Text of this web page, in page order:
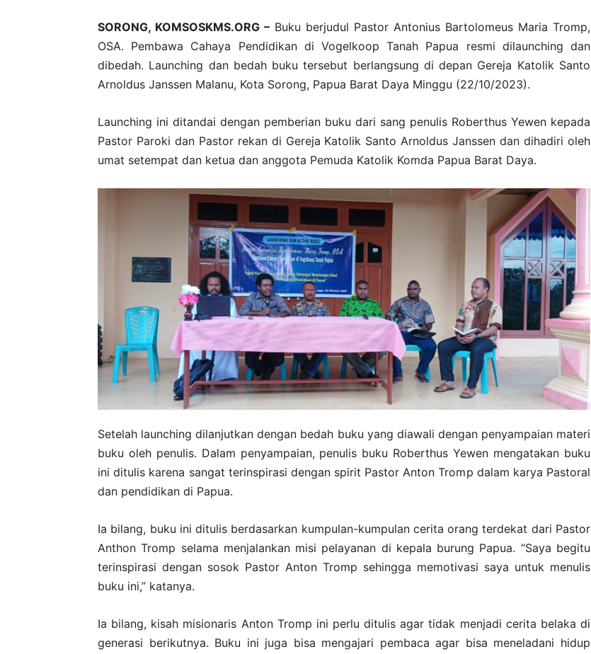
SORONG, KOMSOSKMS.ORG – Buku berjudul Pastor Antonius Bartolomeus Maria Tromp,
OSA. Pembawa Cahaya Pendidikan di Vogelkoop Tanah Papua resmi dilaunching dan
dibedah. Launching dan bedah buku tersebut berlangsung di depan Gereja Katolik Santo
Arnoldus Janssen Malanu, Kota Sorong, Papua Barat Daya Minggu (22/10/2023).
Launching ini ditandai dengan pemberian buku dari sang penulis Roberthus Yewen kepada
Pastor Paroki dan Pastor rekan di Gereja Katolik Santo Arnoldus Janssen dan dihadiri oleh
umat setempat dan ketua dan anggota Pemuda Katolik Komda Papua Barat Daya.
Setelah launching dilanjutkan dengan bedah buku yang diawali dengan penyampaian materi
buku oleh penulis. Dalam penyampaian, penulis buku Roberthus Yewen mengatakan buku
ini ditulis karena sangat terinspirasi dengan spirit Pastor Anton Tromp dalam karya Pastoral
dan pendidikan di Papua.
Ia bilang, buku ini ditulis berdasarkan kumpulan-kumpulan cerita orang terdekat dari Pastor
Anthon Tromp selama menjalankan misi pelayanan di kepala burung Papua. “Saya begitu
terinspirasi dengan sosok Pastor Anton Tromp sehingga memotivasi saya untuk menulis
buku ini,” katanya.
Ia bilang, kisah misionaris Anton Tromp ini perlu ditulis agar tidak menjadi cerita belaka di
generasi berikutnya. Buku ini juga bisa mengajari pembaca agar bisa meneladani hidup